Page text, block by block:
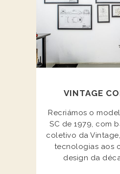
VINTAGE
Recriámos o
SC de 1979, com
coletivo da
tecnologias aos
design da